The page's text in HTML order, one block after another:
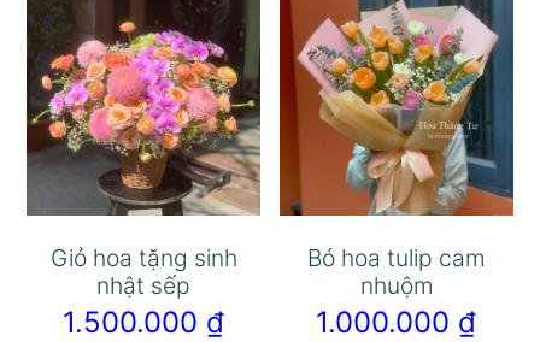
Giỏ hoa tặng sinh
nhật sếp
1.500.000 ₫
Bó hoa tulip cam
nhuộm
1.000.000 ₫